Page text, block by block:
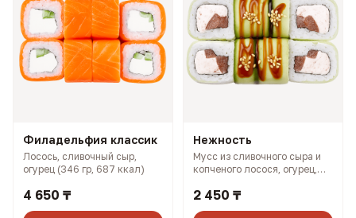
Филадельфия классик
Лосось, сливочный сыр,
огурец (346 гр, 687 ккал)
4 650 ₸
Нежность
Мусс из сливочного сыра и
копченого лосося, огурец,
376 ккал)
2 450 ₸